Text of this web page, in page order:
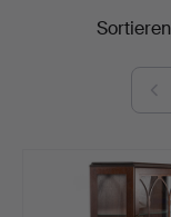
EndpreiseSortieren